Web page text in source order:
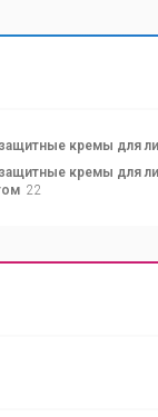
кремы для
кремы для
22